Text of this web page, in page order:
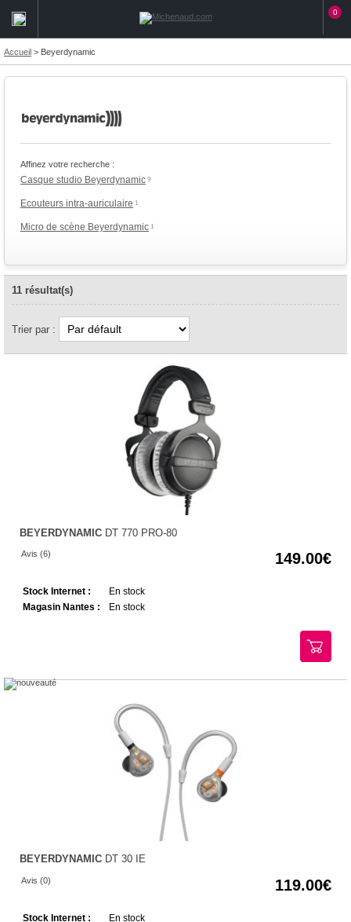
0
Accueil > Beyerdynamic
Affinez votre recherche :
Casque studio Beyerdynamic 9
Ecouteurs intra-auriculaire 1
Micro de scène Beyerdynamic 1
11 résultat(s)
Trier par :
BEYERDYNAMIC DT 770 PRO-80
Avis (6) 149.00
Stock Internet :
En stock
Magasin Nantes :
En stock
BEYERDYNAMIC DT 30 IE
Avis (0) 119.00
Stock Internet :
En stock